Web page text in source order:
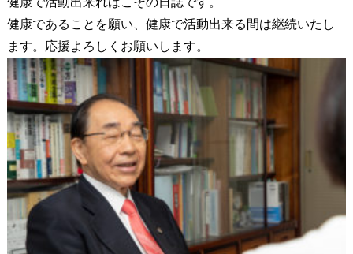
健康であることを願い、健康で活動出来る間は継続いたし
ます。応援よろしくお願いします。